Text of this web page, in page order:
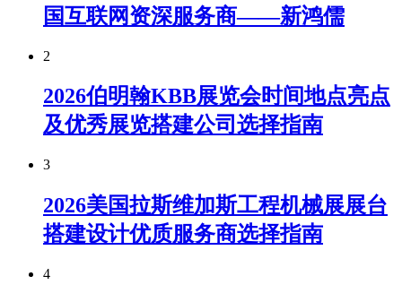
国互联网资深服务商——新鸿儒
2
2026伯明翰KBB展览会时间地点亮点
及优秀展览搭建公司选择指南
3
2026美国拉斯维加斯工程机械展展台
搭建设计优质服务商选择指南
4